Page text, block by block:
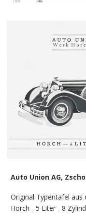
Auto Union AG,
Original Typentafel aus
Horch - 5 Liter - 8